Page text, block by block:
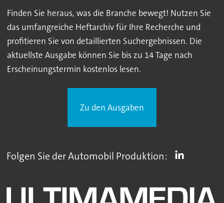
Finden Sie heraus, was die Branche bewegt! Nutzen Sie
das umfangreiche Heftarchiv für Ihre Recherche und
profitieren Sie von detaillierten Suchergebnissen. Die
aktuellste Ausgabe können Sie bis zu 14 Tage nach
Erscheinungstermin kostenlos lesen.
Zu den Ausgaben
Folgen Sie der Automobil Produktion: